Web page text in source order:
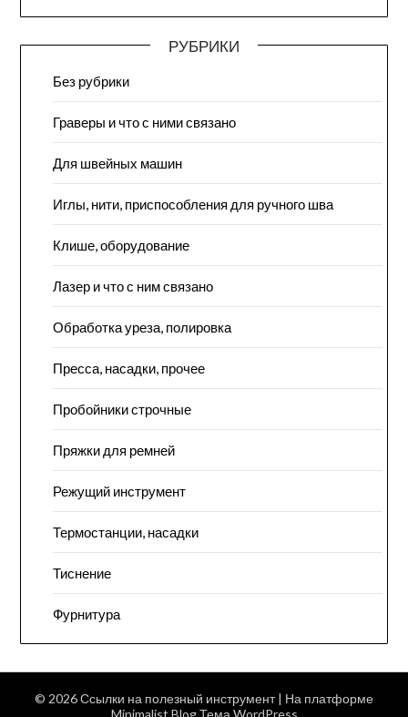
РУБРИКИ
Без рубрики
Граверы и что с ними связано
Для швейных машин
Иглы, нити, приспособления для ручного шва
Клише, оборудование
Лазер и что с ним связано
Обработка уреза, полировка
Пресса, насадки, прочее
Пробойники строчные
Пряжки для ремней
Режущий инструмент
Термостанции, насадки
Тиснение
Фурнитура
© 2026 Ссылки на полезный инструмент| На платформе
Minimalist BlogТема WordPress